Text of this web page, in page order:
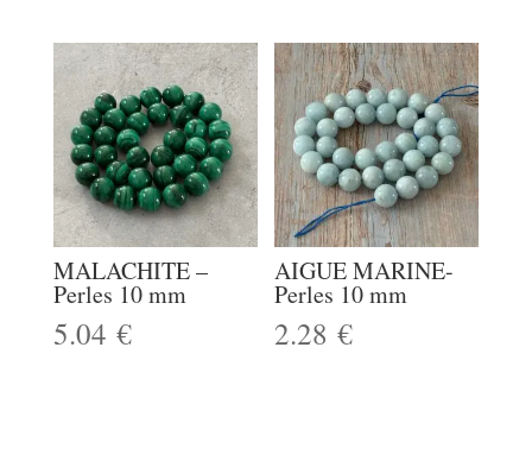
MALACHITE –
Perles 10 mm
5.04 €
AIGUE MARINE-
Perles 10 mm
2.28€